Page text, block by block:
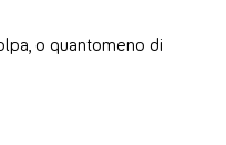
o quantomeno di